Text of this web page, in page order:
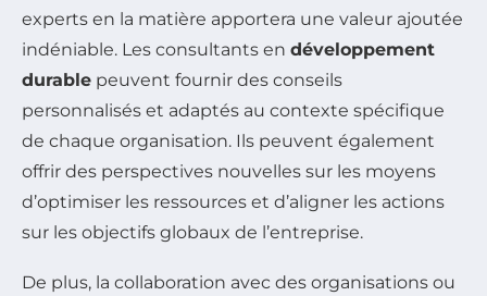
experts en la matière apportera une valeur ajoutée
indéniable. Les consultants en développement
durable peuvent fournir des conseils
personnalisés et adaptés au contexte spécifique
de chaque organisation. Ils peuvent également
offrir des perspectives nouvelles sur les moyens
d’optimiser les ressources et d’aligner les actions
sur les objectifs globaux de l’entreprise.
De plus, la collaboration avec des organisations ou